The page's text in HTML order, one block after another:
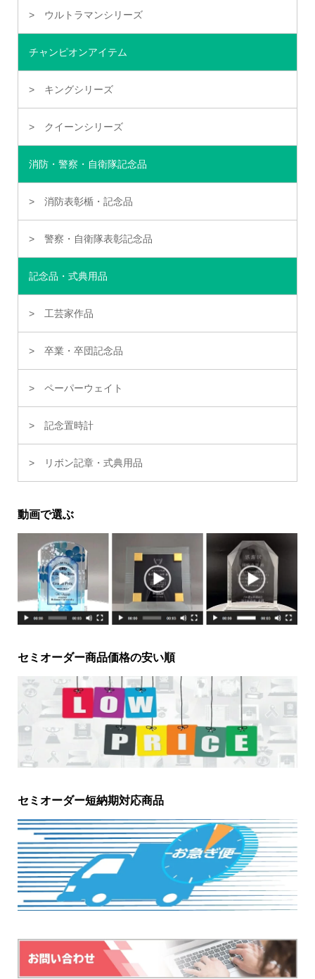
ウルトラマンシリーズ
チャンピオンアイテム
キングシリーズ
クイーンシリーズ
消防・警察・自衛隊記念品
消防表彰楯・記念品
警察・自衛隊表彰記念品
記念品・式典用品
工芸家作品
卒業・卒団記念品
ペーパーウェイト
記念置時計
リボン記章・式典用品
動画で選ぶ
セミオーダー商品価格の安い順
セミオーダー短納期対応商品